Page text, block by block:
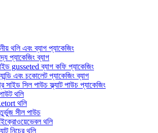
থলি এবং ব্যাগ প্যাকেজিং
প্যাকেজিং ব্যাগ
gusseted ব্যাগ কফি প্যাকেজিং
এবং চকোলেট প্যাকেজিং ব্যাগ
সাইড সিল পাউচ ফ্ল্যাট পাউচ প্যাকেজিং
থলি
থলি
সীল পাউচ
থলি
নিচের থলি